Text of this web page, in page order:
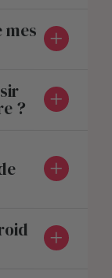
mes
?